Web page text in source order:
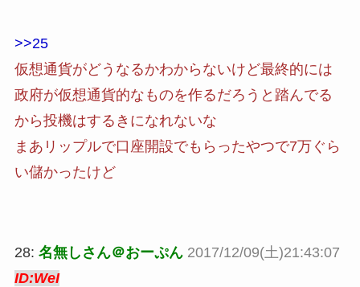
>>25
仮想通貨がどうなるかわからないけど最終的には
政府が仮想通貨的なものを作るだろうと踏んでる
から投機はするきになれないな
まあリップルで口座開設でもらったやつで7万ぐら
い儲かったけど
28: 名無しさん＠おーぷん 2017/12/09(土)21:43:07
ID:WeI